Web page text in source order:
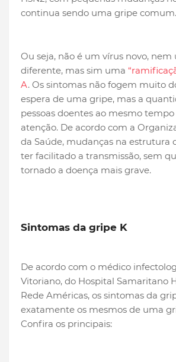
continua sendo uma gripe comum.
Ou seja, não é um vírus novo, nem
diferente, mas sim uma
A. Os sintomas não fogem muito
espera de uma gripe, mas a
pessoas doentes ao mesmo
atenção. De acordo com a
da Saúde, mudanças na estrutura
ter facilitado a transmissão, sem
tornado a doença mais grave.
Sintomas da gripe K
De acordo com o médico
Vitoriano, do Hospital Samaritano
Rede Américas, os sintomas da
exatamente os mesmos de uma
Confira os principais: